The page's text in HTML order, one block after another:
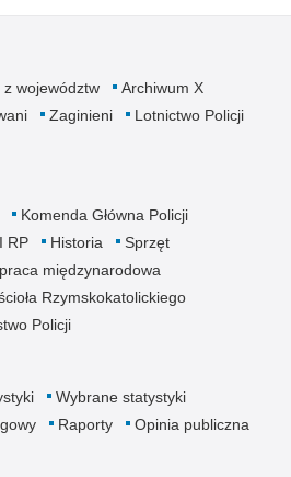
województw
Archiwum X
Zaginieni
Lotnictwo Policji
Komenda Główna Policji
RP Historia
Sprzęt
międzynarodowa
Rzymskokatolickiego
Policji
Wybrane statystyki
Raporty Opinia publiczna